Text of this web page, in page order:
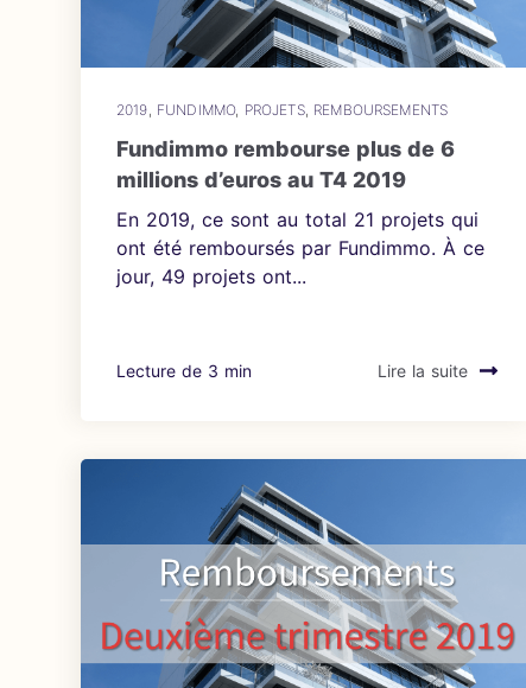
2019 FUNDIMMO, PROJETS, REMBOURSEMENTS
Fundimmo rembourse plus de 6
millions d’euros au T4 2019
En 2019, ce sont au total 21 projets qui
ont été remboursés par Fundimmo. À ce
jour, 49 projets ont...
Lecture de 3 min Lire la suite